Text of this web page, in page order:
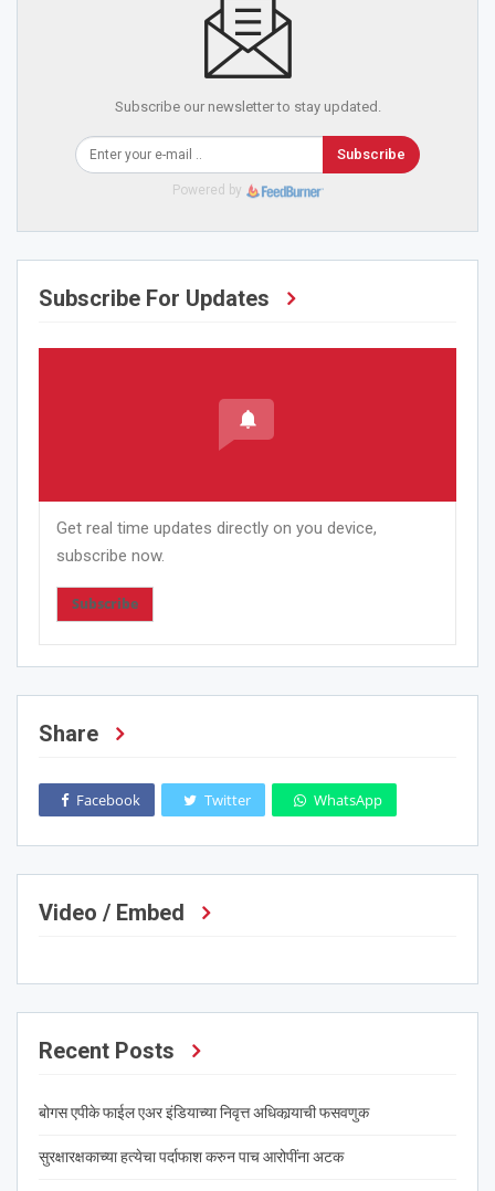
Subscribe our newsletter to stay updated.
Subscribe
Powered by
Subscribe For Updates
Get real time updates directly on you device,
subscribe now.
Subscribe
Share
Facebook Twitter WhatsApp
Video / Embed
Recent Posts
बोगस एपीके फाईल एअर इंडियाच्या निवृत्त अधिकार्‍याची फसवणुक
सुरक्षारक्षकाच्या हत्येचा पर्दाफाश करुन पाच आरोपींना अटक